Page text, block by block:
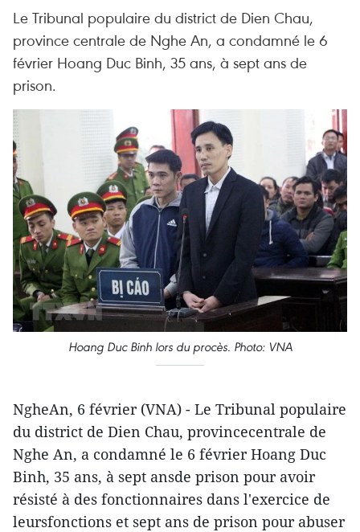
Le Tribunal populaire du district de Dien Chau,
province centrale de Nghe An, a condamné le 6
février Hoang Duc Binh, 35 ans, à sept ans de
prison.
Hoang Duc Binh lors du procès. Photo: VNA
NgheAn, 6 février (VNA) - Le Tribunal populaire
du district de Dien Chau, provincecentrale de
Nghe An, a condamné le 6 février Hoang Duc
Binh, 35 ans, à sept ansde prison pour avoir
résisté à des fonctionnaires dans l'exercice de
leursfonctions et sept ans de prison pour abuser